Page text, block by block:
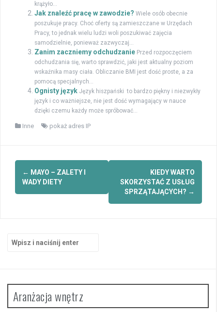
krążyło...
Jak znaleźć pracę w zawodzie? Wiele osób obecnie
poszukuje pracy. Choć oferty są zamieszczane w Urzędach
Pracy, to jednak wielu ludzi woli poszukiwać zajęcia
samodzielnie, ponieważ zazwyczaj...
Zanim zaczniemy odchudzanie Przed rozpoczęciem
odchudzania się, warto sprawdzić, jaki jest aktualny poziom
wskaźnika masy ciała. Obliczanie BMI jest dość proste, a za
pomocą specjalnych...
Ognisty język Język hiszpański to bardzo piękny i niezwykły
język i co ważniejsze, nie jest dość wymagający w nauce
dzięki czemu każdy może spróbować...
Inne pokaż adres IP
Zobacz
wpisy
← MAYO – ZALETY I
WADY DIETY
KIEDY WARTO
SKORZYSTAĆ Z USŁUG
SPRZĄTAJĄCYCH? →
Szukaj:
Aranżacja wnętrz